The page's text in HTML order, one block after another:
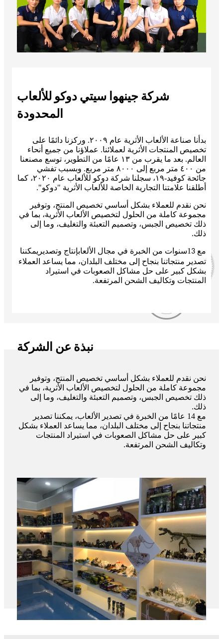
شركة جينهوا سيتي دوكو للألعاب
المحدودة
بدأنا صناعة الألعاب الأثرية عام ٢٠٠٩. وركزنا دائمًا على
تخصيص المنتجات الأثرية لعملائنا. عملاؤنا من جميع أنحاء
العالم. بعد ما يقرب من ١٣ عامًا من التطوير، توسع مصنعنا
من ٤٠٠ متر مربع إلى ٨٠٠٠ متر مربع. وبسبب تفشي
جائحة كوفيد-١٩، سجلنا شركة دوكو للألعاب عام ٢٠٢٠، كما
أطلقنا علامتنا التجارية الخاصة للألعاب الأثرية "دوكو".
نحن نقدم للعملاء بشكل أساسي تخصيص المنتج، وتوفير
مجموعة كاملة من الحلول لتخصيص الألعاب الأثرية، بما في
ذلك تخصيص الجبس، وتصميم التعبئة والتغليف، وما إلى
ذلك.
مع 1 3 سنوات من الخبرة في مجال الألعابإنتاج وتصدير يمكننا
تصدير منتجاتنا بنجاح إلى مختلف البلدان، مما يساعد العملاء
بشكل كبير على حل مشاكل الصعوبات في استيراد
المنتجات وتكاليف الشحن المرتفعة.
نبذة عن الشركة
نحن نقدم للعملاء بشكل أساسي تخصيص المنتج، وتوفير
مجموعة كاملة من الحلول لتخصيص الألعاب الأثرية، بما في
ذلك تخصيص الجبس، وتصميم التعبئة والتغليف، وما إلى
ذلك.
مع 14 عامًا من الخبرة في تصدير الألعاب، يمكننا تصدير
منتجاتنا بنجاح إلى مختلف البلدان، مما يساعد العملاء بشكل
كبير على حل مشاكل الصعوبات في استيراد المنتجات
وتكاليف الشحن المرتفعة.